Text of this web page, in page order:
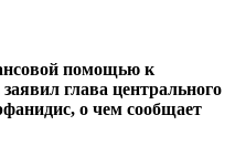
помощью к
глава центрального
о чем сообщает